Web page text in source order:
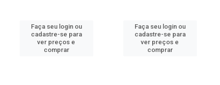
Faça seu login ou
cadastre-se para
ver preços e
comprar
Faça seu login ou
cadastre-se para
ver preços e
comprar